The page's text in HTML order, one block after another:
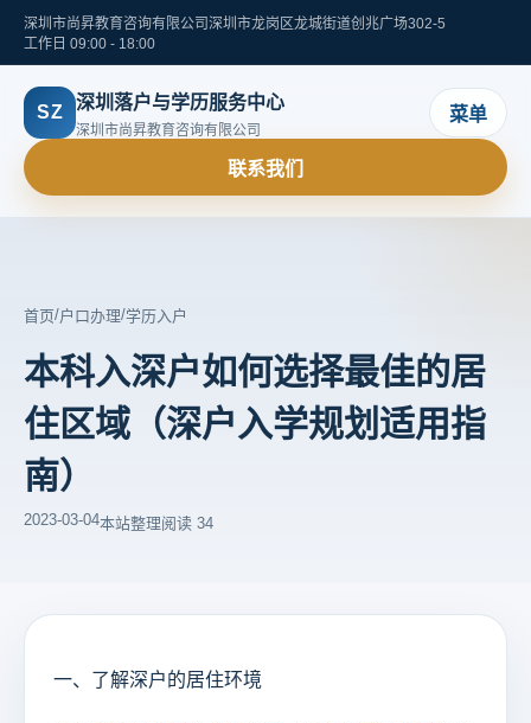
深圳市尚昇教育咨询有限公司 深圳市龙岗区龙城街道创兆广场302-5
工作日 09:00 - 18:00
SZ 深圳落户与学历服务中心
深圳市尚昇教育咨询有限公司
菜单
联系我们
首页/户口办理/学历入户
本科入深户如何选择最佳的居
住区域（深户入学规划适用指
南）
2023-03-04本站整理阅读 34
一、了解深户的居住环境